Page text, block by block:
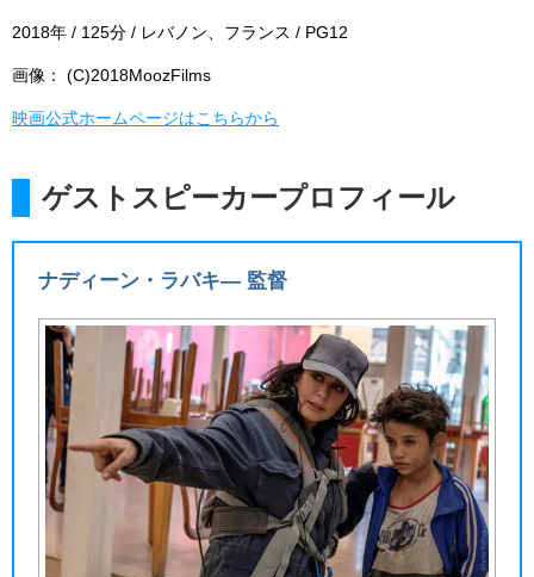
2018年 / 125分 / レバノン、フランス / PG12
画像： (C)2018MoozFilms
映画公式ホームページはこちらから
ゲストスピーカープロフィール
ナディーン・ラバキ― 監督